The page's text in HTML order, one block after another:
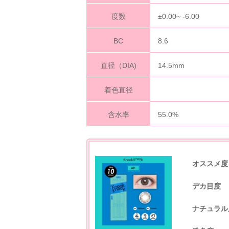
度数 ±0.00~ -6.00
BC 8.6
直径（DIA) 14.5mm
着色直径
含水率 55.0%
オススメ度
デカ目度
ナチュラ